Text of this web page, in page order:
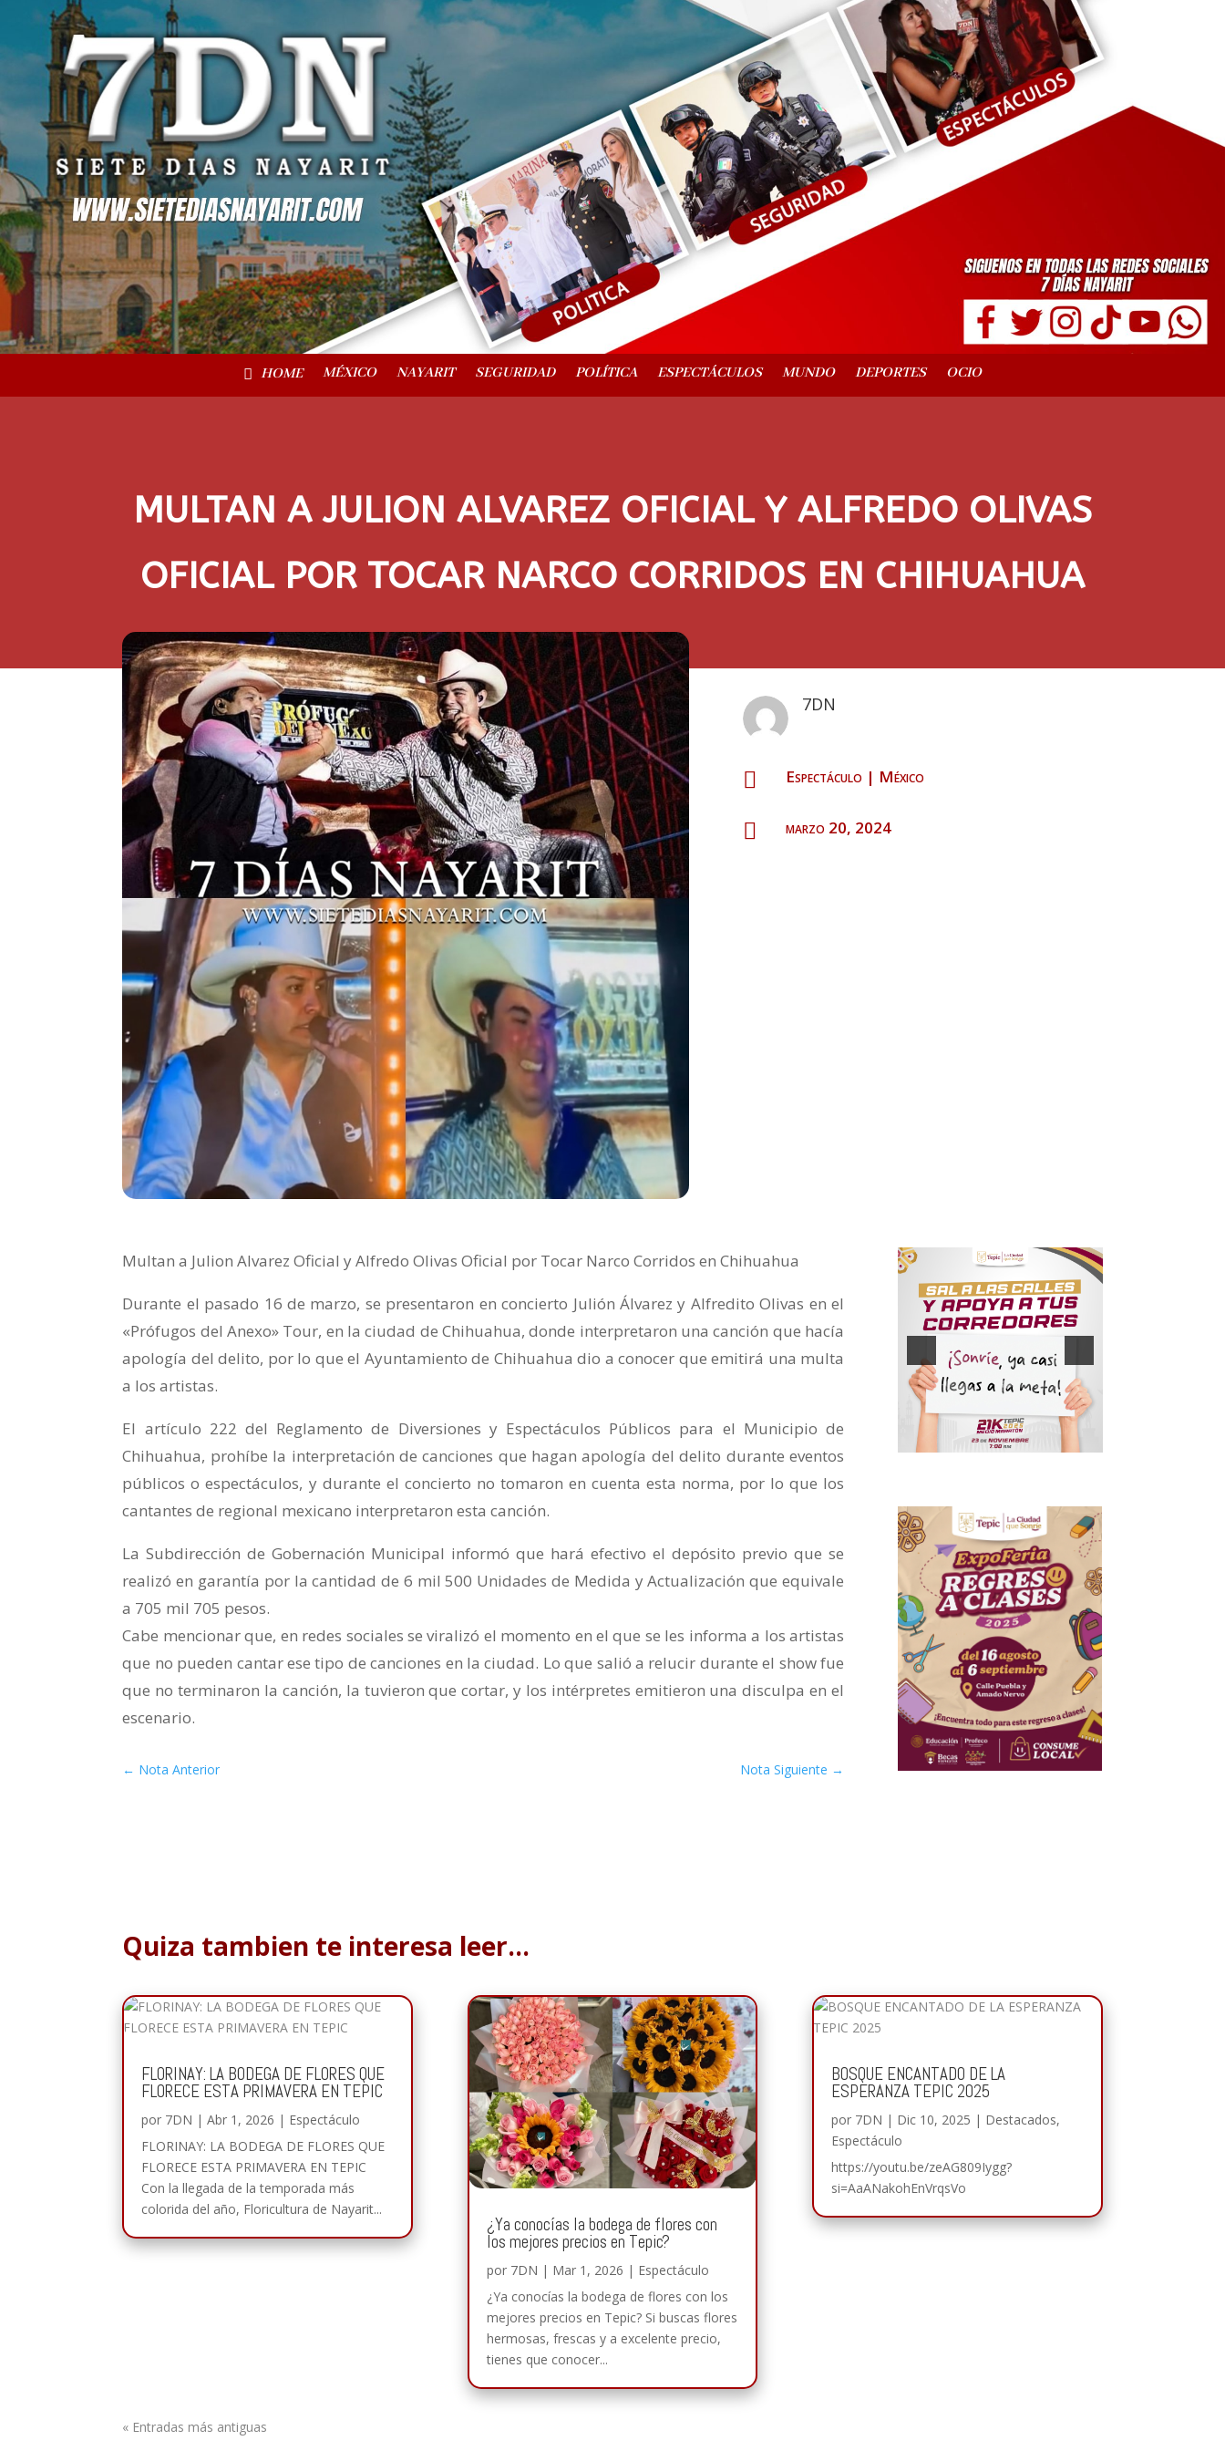
HOME MÉXICO NAYARIT SEGURIDAD POLÍTICA ESPECTÁCULOS MUNDO DEPORTES OCIO
MULTAN A JULION ALVAREZ OFICIAL Y ALFREDO OLIVAS
OFICIAL POR TOCAR NARCO CORRIDOS EN CHIHUAHUA
7DN
 Espectáculo | México
 marzo 20, 2024
Multan a Julion Alvarez Oficial y Alfredo Olivas Oficial por Tocar Narco Corridos en Chihuahua
Durante el pasado 16 de marzo, se presentaron en concierto Julión Álvarez y Alfredito Olivas en el
«Prófugos del Anexo» Tour, en la ciudad de Chihuahua, donde interpretaron una canción que hacía
apología del delito, por lo que el Ayuntamiento de Chihuahua dio a conocer que emitirá una multa
a los artistas.
El artículo 222 del Reglamento de Diversiones y Espectáculos Públicos para el Municipio de
Chihuahua, prohíbe la interpretación de canciones que hagan apología del delito durante eventos
públicos o espectáculos, y durante el concierto no tomaron en cuenta esta norma, por lo que los
cantantes de regional mexicano interpretaron esta canción.
La Subdirección de Gobernación Municipal informó que hará efectivo el depósito previo que se
realizó en garantía por la cantidad de 6 mil 500 Unidades de Medida y Actualización que equivale
a 705 mil 705 pesos.
Cabe mencionar que, en redes sociales se viralizó el momento en el que se les informa a los artistas
que no pueden cantar ese tipo de canciones en la ciudad. Lo que salió a relucir durante el show fue
que no terminaron la canción, la tuvieron que cortar, y los intérpretes emitieron una disculpa en el
escenario.
← Nota Anterior Nota Siguiente →
Quiza tambien te interesa leer…
FLORINAY: LA BODEGA DE FLORES QUE
FLORECE ESTA PRIMAVERA EN TEPIC
por 7DN |Abr 1, 2026 | Espectáculo
FLORINAY: LA BODEGA DE FLORES QUE
FLORECE ESTA PRIMAVERA EN TEPIC
Con la llegada de la temporada más
colorida del año, Floricultura de Nayarit...
¿Ya conocías la bodega de flores con
los mejores precios en Tepic?
por 7DN | Mar 1, 2026 | Espectáculo
¿Ya conocías la bodega de flores con los
mejores precios en Tepic? Si buscas flores
hermosas, frescas y a excelente precio,
tienes que conocer...
BOSQUE ENCANTADO DE LA
ESPERANZA TEPIC 2025
por 7DN | Dic 10, 2025 | Destacados,
Espectáculo
https://youtu.be/zeAG809Iygg?
si=AaANakohEnVrqsVo
« Entradas más antiguas